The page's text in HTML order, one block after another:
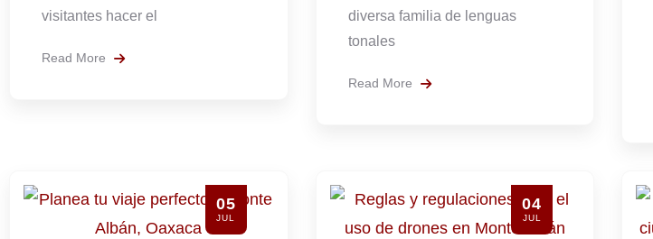
visitantes hacer el
Read More
diversa familia de lenguas
tonales
Read More
05
JUL
04
JUL